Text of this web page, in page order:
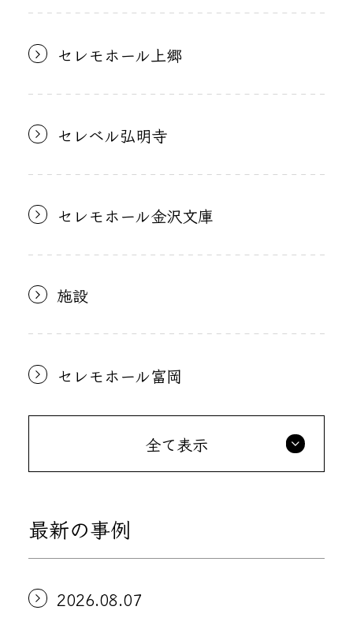
セレモホール上郷
セレベル弘明寺
セレモホール金沢文庫
施設
セレモホール富岡
全て表示
最新の事例
2026.08.07